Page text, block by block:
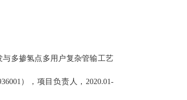
多掺氢点多用户复杂管输工艺
），项目负责人， 2020.01-